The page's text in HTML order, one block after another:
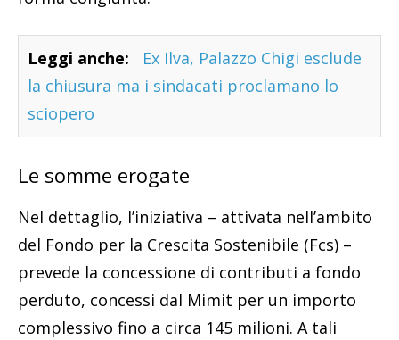
Leggi anche:
Ex Ilva, Palazzo Chigi esclude
la chiusura ma i sindacati proclamano lo
sciopero
Le somme erogate
Nel dettaglio, l’iniziativa – attivata nell’ambito
del Fondo per la Crescita Sostenibile (Fcs) –
prevede la concessione di contributi a fondo
perduto, concessi dal Mimit per un importo
complessivo fino a circa 145 milioni. A tali